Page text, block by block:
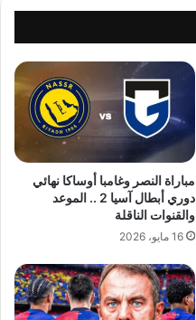
مباراة النصر وغامبا أوساكا نهائي
دوري أبطال آسيا 2 .. الموعد
والقنوات الناقلة
16 مايو، 2026